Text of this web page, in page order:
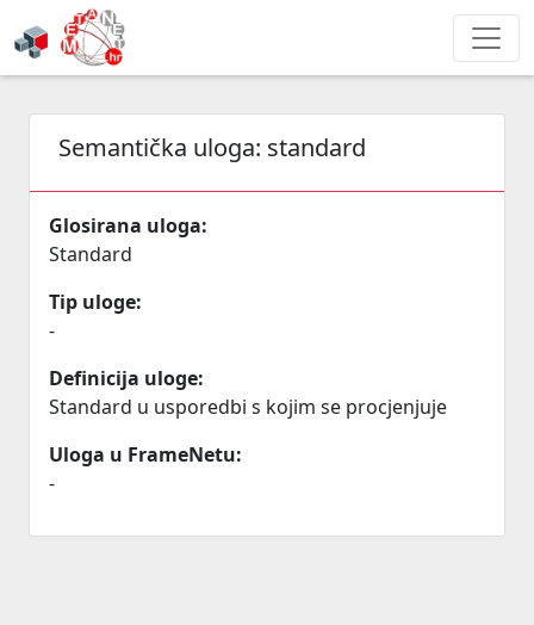
Semantička uloga: standard
Glosirana uloga:
Standard
Tip uloge:
-
Definicija uloge:
Standard u usporedbi s kojim se procjenjuje
Uloga u FrameNetu:
-